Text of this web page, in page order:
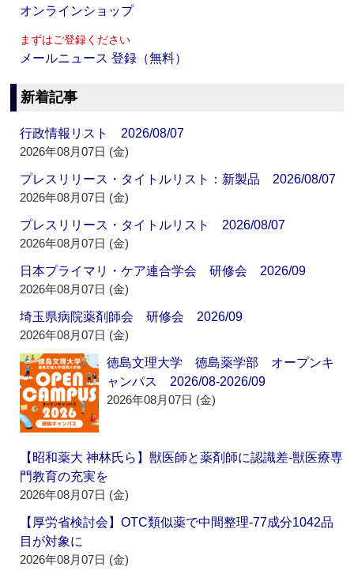
オンラインショップ
まずはご登録ください
メールニュース 登録（無料）
新着記事
行政情報リスト 2026/08/07
2026年08月07日 (金)
プレスリリース・タイトルリスト：新製品 2026/08/07
2026年08月07日 (金)
プレスリリース・タイトルリスト 2026/08/07
2026年08月07日 (金)
日本プライマリ・ケア連合学会 研修会 2026/09
2026年08月07日 (金)
埼玉県病院薬剤師会 研修会 2026/09
2026年08月07日 (金)
徳島文理大学 徳島薬学部 オープンキ
ャンパス 2026/08-2026/09
2026年08月07日 (金)
【昭和薬大 神林氏ら】獣医師と薬剤師に認識差‐獣医療専
門教育の充実を
2026年08月07日 (金)
【厚労省検討会】OTC類似薬で中間整理‐77成分1042品
目が対象に
2026年08月07日 (金)